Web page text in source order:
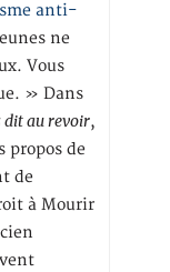
anti-
ne
Vous
» Dans
dit au revoir,
propos de
de
à Mourir